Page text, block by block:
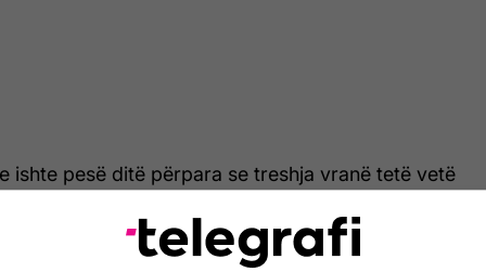
ishte pesë ditë përpara se treshja vranë tetë vetë
të tjerë, para se të vriteshin nga policia.
mediat e huaja thuhet se tregojnë tre terroristët